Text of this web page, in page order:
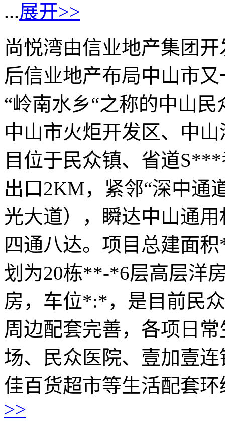
...展开>>
尚悦湾由信业地产集团
后信业地产布局中山市
“岭南水乡“之称的中山
中山市火炬开发区、中
目位于民众镇、省道
出口2KM，紧邻“深中
光大道），瞬达中山通
四通八达。项目总建面
划为20栋**-*6层高层洋
房，车位*:*，是目前民
周边配套完善，各项日
场、民众医院、壹加壹
佳百货超市等生活配套
>>